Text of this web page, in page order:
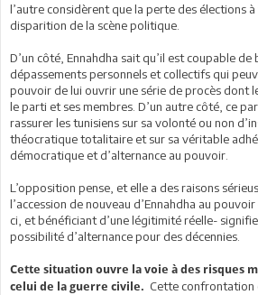
l’autre considèrent que la perte des élections
disparition de la scène politique.
D’un côté, Ennahdha sait qu’il est coupable de
dépassements personnels et collectifs qui
pouvoir de lui ouvrir une série de procès dont
le parti et ses membres. D’un autre côté, ce
rassurer les tunisiens sur sa volonté ou non
théocratique totalitaire et sur sa véritable
démocratique et d’alternance au pouvoir.
L’opposition pense, et elle a des raisons
l’accession de nouveau d’Ennahdha au
ci, et bénéficiant d’une légitimité réelle-
possibilité d’alternance pour des décennies.
Cette situation ouvre la voie à des risques
celui de la guerre civile. Cette confrontation